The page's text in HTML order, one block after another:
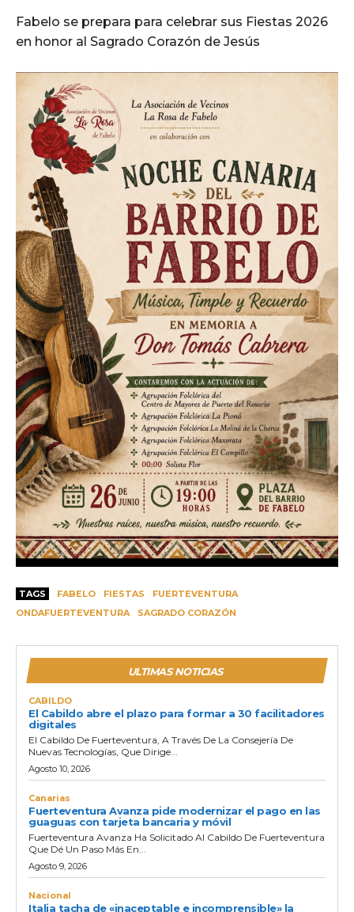
Fabelo se prepara para celebrar sus Fiestas 2026
en honor al Sagrado Corazón de Jesús
TAGS FABELO FIESTAS
FUERTEVENTURA
ONDAFUERTEVENTURA
SAGRADO CORAZÓN
ULTIMAS NOTICIAS
CABILDO
El Cabildo abre el plazo para formar a 30 facilitadores
digitales
El Cabildo De Fuerteventura, A Través De La Consejería De
Nuevas Tecnologías, Que Dirige...
Agosto 10, 2026
Canarias
Fuerteventura Avanza pide modernizar el pago en las
guaguas con tarjeta bancaria y móvil
Fuerteventura Avanza Ha Solicitado Al Cabildo De Fuerteventura
Que Dé Un Paso Más En...
Agosto 9, 2026
Nacional
Italia tacha de «inaceptable e incomprensible» la